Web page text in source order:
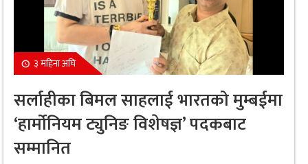
३ महिना अघि
सर्लाहीका बिमल साहलाई भारतको मुम्बईमा
‘हार्मोनियम ट्युनिङ विशेषज्ञ’ पदकबाट
सम्मानित